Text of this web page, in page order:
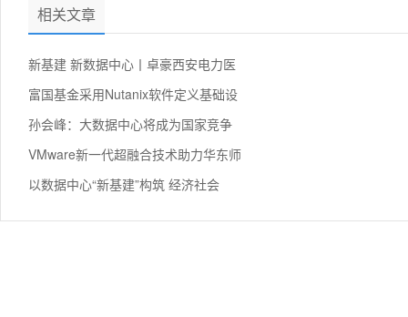
相关文章
新基建 新数据中心丨卓豪西安电力医
富国基金采用Nutanix软件定义基础设
孙会峰：大数据中心将成为国家竞争
VMware新一代超融合技术助力华东师
以数据中心“新基建”构筑 经济社会